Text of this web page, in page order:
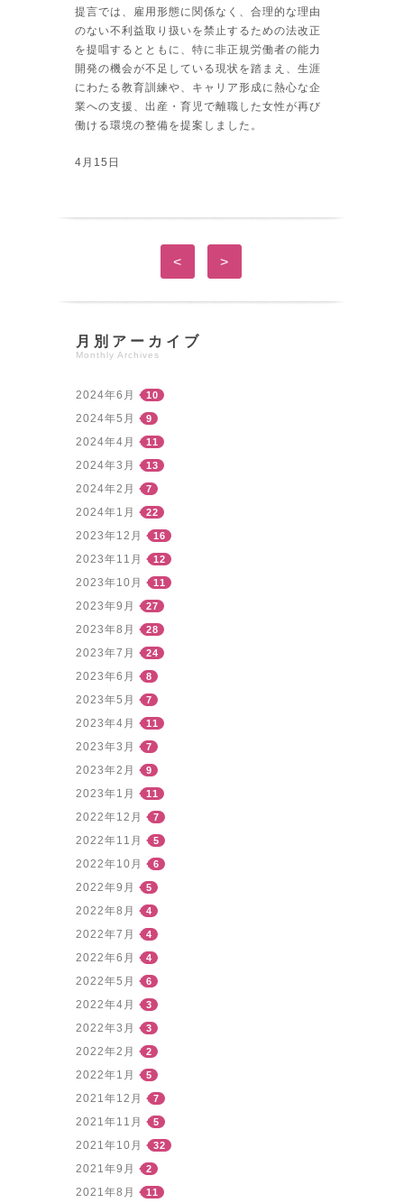
提言では、雇用形態に関係なく、合理的な理由
のない不利益取り扱いを禁止するための法改正
を提唱するとともに、特に非正規労働者の能力
開発の機会が不足している現状を踏まえ、生涯
にわたる教育訓練や、キャリア形成に熱心な企
業への支援、出産・育児で離職した女性が再び
働ける環境の整備を提案しました。
4月15日
< >
月別アーカイブ
Monthly Archives
2024年6月 10
2024年5月 9
2024年4月 11
2024年3月 13
2024年2月 7
2024年1月 22
2023年12月 16
2023年11月 12
2023年10月 11
2023年9月 27
2023年8月 28
2023年7月 24
2023年6月 8
2023年5月 7
2023年4月 11
2023年3月 7
2023年2月 9
2023年1月 11
2022年12月 7
2022年11月 5
2022年10月 6
2022年9月 5
2022年8月 4
2022年7月 4
2022年6月 4
2022年5月 6
2022年4月 3
2022年3月 3
2022年2月 2
2022年1月 5
2021年12月 7
2021年11月 5
2021年10月 32
2021年9月 2
2021年8月 11